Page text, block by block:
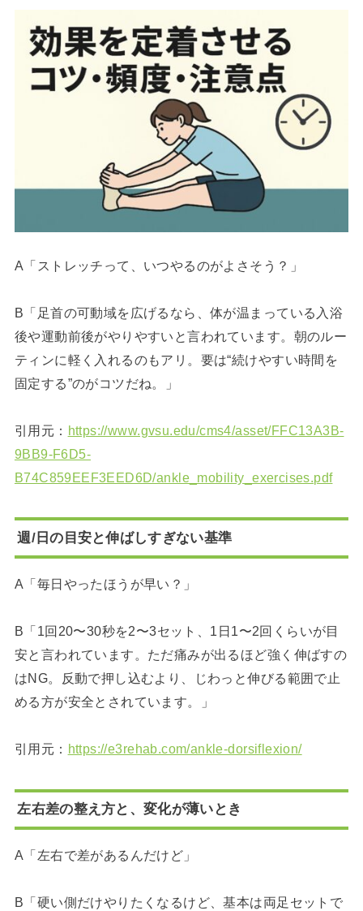
A「ストレッチって、いつやるのがよさそう？」
B「足首の可動域を広げるなら、体が温まっている入浴
後や運動前後がやりやすいと言われています。朝のルー
ティンに軽く入れるのもアリ。要は“続けやすい時間を
固定する”のがコツだね。」
引用元： https://www.gvsu.edu/cms4/asset/FFC13A3B-
9BB9-F6D5-
B74C859EEF3EED6D/ankle_mobility_exercises.pdf
週/日の目安と伸ばしすぎない基準
A「毎日やったほうが早い？」
B「1回20〜30秒を2〜3セット、1日1〜2回くらいが目
安と言われています。ただ痛みが出るほど強く伸ばすの
はNG。反動で押し込むより、じわっと伸びる範囲で止
める方が安全とされています。」
引用元： https://e3rehab.com/ankle-dorsiflexion/
左右差の整え方と、変化が薄いとき
A「左右で差があるんだけど」
B「硬い側だけやりたくなるけど、基本は両足セットで